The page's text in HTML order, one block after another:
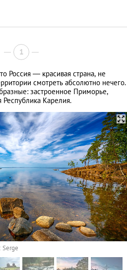
1
Россия — красивая страна, не
смотреть абсолютно нечего.
застроенное Приморье,
Республика Карелия.